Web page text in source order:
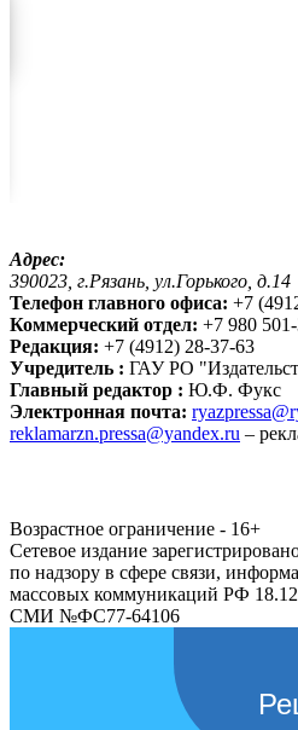
Адрес:
390023, г.Рязань, ул.Горького, д.14
Телефон главного офиса: +7
Коммерческий отдел: +7 980
Редакция: +7 (4912) 28-37-63
Учредитель : ГАУ РО
Главный редактор : Ю.Ф. Фукс
Электронная почта:
reklamarzn.pressa@yandex.ru –
Возрастное ограничение - 16+
Сетевое издание
по надзору в сфере связи,
массовых коммуникаций РФ
СМИ №ФС77-64106